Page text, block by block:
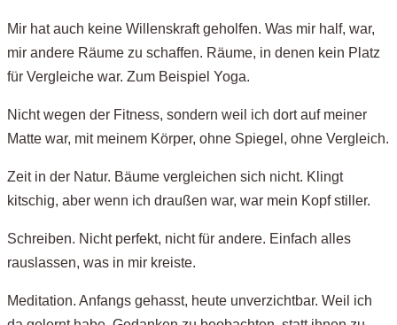
Mir hat auch keine Willenskraft geholfen. Was mir half, war,
mir andere Räume zu schaffen. Räume, in denen kein Platz
für Vergleiche war. Zum Beispiel Yoga.
Nicht wegen der Fitness, sondern weil ich dort auf meiner
Matte war, mit meinem Körper, ohne Spiegel, ohne Vergleich.
Zeit in der Natur. Bäume vergleichen sich nicht. Klingt
kitschig, aber wenn ich draußen war, war mein Kopf stiller.
Schreiben. Nicht perfekt, nicht für andere. Einfach alles
rauslassen, was in mir kreiste.
Meditation. Anfangs gehasst, heute unverzichtbar. Weil ich